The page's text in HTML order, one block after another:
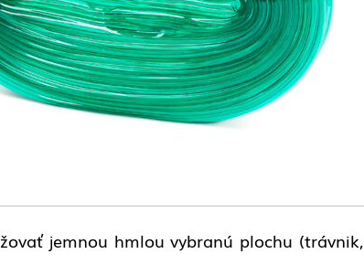
jemnou hmlou vybranú plochu (trávnik,